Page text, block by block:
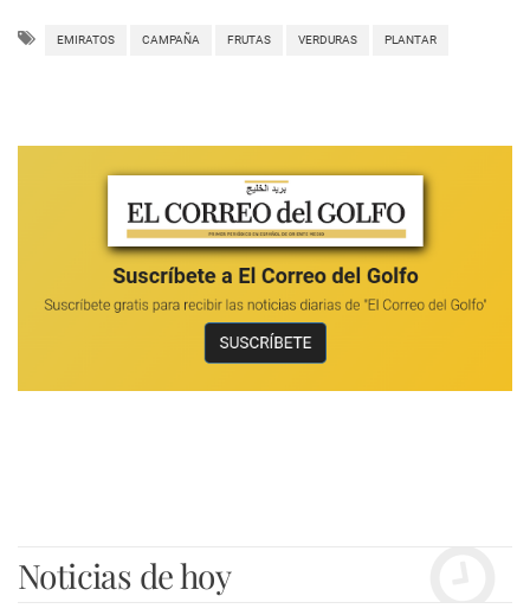
EMIRATOS CAMPAÑA FRUTAS VERDURAS PLANTAR
Noticias de hoy